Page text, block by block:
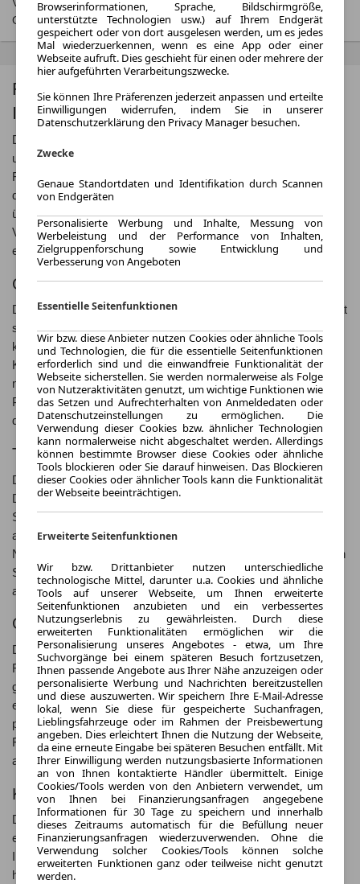
GmbH‘ unentgeltlich erhältlich ist unter
www.dat.de
Fiat Fiorino: Der kompakte Transporter für
Ihre Bedürfnisse
Der Fiat Fiorino ist ein kompakter Transporter, der ideal für den
urbanen Einsatz geeignet ist. Mit seinem wendigen
Fahrverhalten und kompakten Abmessungen ist er perfekt für
den Transport von Waren in engen Stadtstraßen. Der Fiorino
überzeugt zudem mit einem sparsamen Verbrauch und einer
Vielzahl von praktischen Features, die Ihren Arbeitsalltag
erleichtern.
Geschichte des Fiat Fiorino
Der Fiat Fiorino wurde erstmals im Jahr 1977 vorgestellt und hat
sich seitdem zu einem beliebten Modell in der Kategorie der
kompakten Transporter entwickelt. Ursprünglich als
Kastenwagen konzipiert, bietet der Fiorino heute auch Varianten
mit Fenstern oder Doppelkabine an. Der Fiorino basiert auf der
Plattform des Fiat Punto und teilt sich viele Komponenten mit
diesem Modell.
Technische Features
Der Fiat Fiorino ist mit einer Auswahl an effizienten Benzin- und
Dieselmotoren erhältlich, die sowohl Leistung als auch
Sparsamkeit bieten. Die Ladefläche des Fiorino bietet
ausreichend Platz für Ladung von bis zu 2,8 m³ und einer
Nutzlast von bis zu 660 kg. Der Fiorino ist zudem mit modernen
Sicherheitsfunktionen wie ABS, ESP und Seitenairbags
ausgestattet, um Ihre Sicherheit zu gewährleisten.
Gut zu wissen
Der Fiat Fiorino bietet eine hohe Wendigkeit und ein gutes
Fahrverhalten, was ihn besonders für den Einsatz in der Stadt
geeignet macht. Die kompakten Abmessungen des Fiorino
ermöglichen es Ihnen, auch in engen Gassen und Parklücken
problemlos zu manövrieren. Die gute Übersichtlichkeit aus dem
Fahrzeug heraus macht das Fahren des Fiorino besonders
angenehm und sicher.
Kaufen und leasen ab welchem Preis?
Der Fiat Fiorino ist zu einem attraktiven Preis ab €15.000
erhältlich. Alternativ können Sie den Fiorino auch leasen, was
Ihnen finanzielle Flexibilität bietet. Die genauen Konditionen
hängen von verschiedenen Faktoren wie Laufzeit und
Browserinformationen, Sprache, Bildschirmgröße,
unterstützte Technologien usw.) auf Ihrem Endgerät
gespeichert oder von dort ausgelesen werden, um es jedes
Mal wiederzuerkennen, wenn es eine App oder einer
Webseite aufruft. Dies geschieht für einen oder mehrere der
hier aufgeführten Verarbeitungszwecke.
Sie können Ihre Präferenzen jederzeit anpassen und erteilte
Einwilligungen widerrufen, indem Sie in unserer
Datenschutzerklärung den Privacy Manager besuchen.
Zwecke
Genaue Standortdaten und Identifikation durch Scannen
von Endgeräten
Personalisierte Werbung und Inhalte, Messung von
Werbeleistung und der Performance von Inhalten,
Zielgruppenforschung sowie Entwicklung und
Verbesserung von Angeboten
Essentielle Seitenfunktionen
Wir bzw. diese Anbieter nutzen Cookies oder ähnliche Tools
und Technologien, die für die essentielle Seitenfunktionen
erforderlich sind und die einwandfreie Funktionalität der
Webseite sicherstellen. Sie werden normalerweise als Folge
von Nutzeraktivitäten genutzt, um wichtige Funktionen wie
das Setzen und Aufrechterhalten von Anmeldedaten oder
Datenschutzeinstellungen zu ermöglichen. Die
Verwendung dieser Cookies bzw. ähnlicher Technologien
kann normalerweise nicht abgeschaltet werden. Allerdings
können bestimmte Browser diese Cookies oder ähnliche
Tools blockieren oder Sie darauf hinweisen. Das Blockieren
dieser Cookies oder ähnlicher Tools kann die Funktionalität
der Webseite beeinträchtigen.
Erweiterte Seitenfunktionen
Wir bzw. Drittanbieter nutzen unterschiedliche
technologische Mittel, darunter u.a. Cookies und ähnliche
Tools auf unserer Webseite, um Ihnen erweiterte
Seitenfunktionen anzubieten und ein verbessertes
Nutzungserlebnis zu gewährleisten. Durch diese
erweiterten Funktionalitäten ermöglichen wir die
Personalisierung unseres Angebotes - etwa, um Ihre
Suchvorgänge bei einem späteren Besuch fortzusetzen,
Ihnen passende Angebote aus Ihrer Nähe anzuzeigen oder
personalisierte Werbung und Nachrichten bereitzustellen
und diese auszuwerten. Wir speichern Ihre E-Mail-Adresse
lokal, wenn Sie diese für gespeicherte Suchanfragen,
Lieblingsfahrzeuge oder im Rahmen der Preisbewertung
angeben. Dies erleichtert Ihnen die Nutzung der Webseite,
da eine erneute Eingabe bei späteren Besuchen entfällt. Mit
Ihrer Einwilligung werden nutzungsbasierte Informationen
an von Ihnen kontaktierte Händler übermittelt. Einige
Cookies/Tools werden von den Anbietern verwendet, um
von Ihnen bei Finanzierungsanfragen angegebene
Informationen für 30 Tage zu speichern und innerhalb
dieses Zeitraums automatisch für die Befüllung neuer
Finanzierungsanfragen wiederzuverwenden. Ohne die
Verwendung solcher Cookies/Tools können solche
erweiterten Funktionen ganz oder teilweise nicht genutzt
werden.